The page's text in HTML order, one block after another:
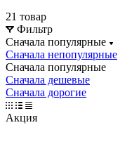
21 товар
Фильтр
Сначала популярные
Сначала непопулярные
Сначала популярные
Сначала дешевые
Сначала дорогие
Акция